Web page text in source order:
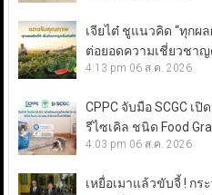
เจียไต๋ ชูแนวคิด “ทุกผ
ต่อยอดความเชี่ยวชา
4:13 pm 06 ส.ค. 2026
CPPC จับมือ SCGC
รีไซเคิล ชนิด Food
4:03 pm 06 ส.ค. 2026
เหยื่อเมาแล้วขับจี้ ! ก